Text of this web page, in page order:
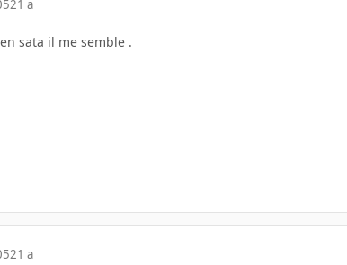
21 a
sata il me semble .
21 a